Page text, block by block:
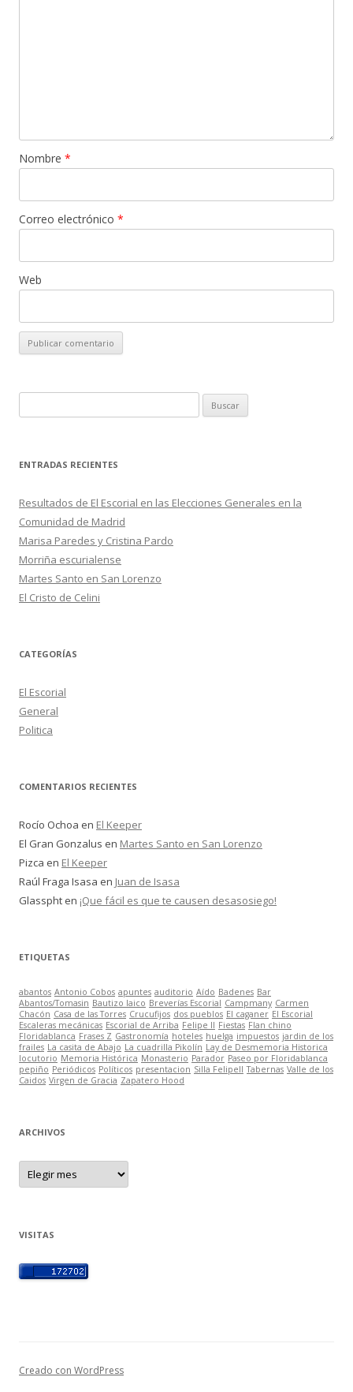
Nombre *
Correo electrónico *
Web
u
ENTRADAS RECIENTES
Resultados de El Escorial en las Elecciones Generales en la
Comunidad de Madrid
Marisa Paredes y Cristina Pardo
Morriña escurialense
Martes Santo en San Lorenzo
El Cristo de Celini
CATEGORÍAS
El Escorial
General
Politica
COMENTARIOS RECIENTES
Rocío Ochoa en El Keeper
El Gran Gonzalus en Martes Santo en San Lorenzo
Pizca en El Keeper
Raúl Fraga Isasa en Juan de Isasa
Glasspht en ¡Que fácil es que te causen desasosiego!
ETIQUETAS
abantos Antonio Cobos apuntes auditorio Aído Badenes Bar
Abantos/Tomasin Bautizo laico Breverías Escorial Campmany Carmen
Chacón Casa de las Torres Crucufijos dos pueblos El caganer El Escorial
Escaleras mecánicas Escorial de Arriba Felipe II Fiestas Flan chino
Floridablanca Frases Z Gastronomía hoteles huelga impuestos jardin de los
frailes La casita de Abajo La cuadrilla Pikolín Lay de Desmemoria Historica
locutorio Memoria Histórica Monasterio Parador Paseo por Floridablanca
pepiño Periódicos Políticos presentacion Silla FelipeII Tabernas Valle de los
Caidos Virgen de Gracia Zapatero Hood
ARCHIVOS
A
c
o
s
VISITAS
Creado con WordPress